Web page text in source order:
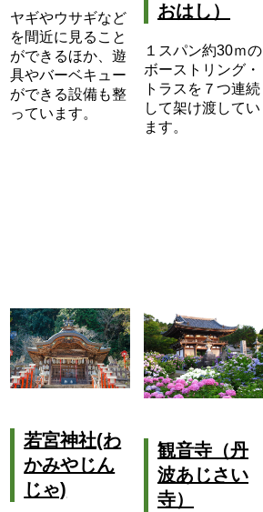
ヤギやウサギなど
を間近に見ること
ができるほか、遊
具やバーベキュー
ができる設備も整
っています。
おはし）
１スパン約30ｍの
ボーストリング・
トラスを７つ連続
して架け渡してい
ます。
若宮神社(わ
かみやじん
じゃ)
観音寺（丹
波あじさい
寺）